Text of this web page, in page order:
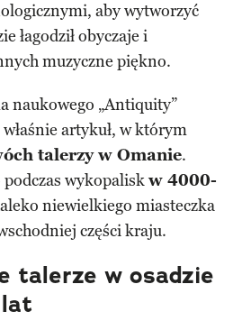
aby wytworzyć
łagodził obyczaje i
muzyczne piękno.
naukowego „Antiquity”
artykuł, w którym
talerzy w Omanie.
wykopaliskw 4000-
niewielkiego miasteczka
części kraju.
talerze w osadzie